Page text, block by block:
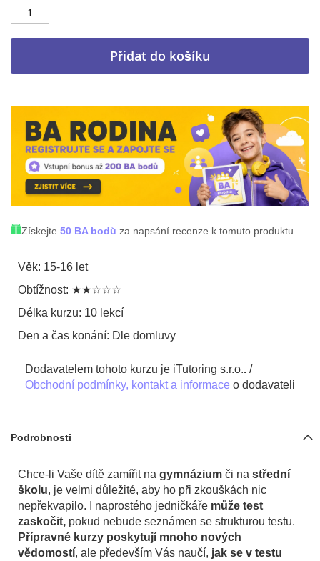
Přidat do košíku
Získejte 50 BA bodů za napsání recenze k tomuto produktu
Věk: 15-16 let
Obtížnost: ★★☆☆☆
Délka kurzu: 10 lekcí
Den a čas konání: Dle domluvy
Dodavatelem tohoto kurzu je iTutoring s.r.o.. /
Obchodní podmínky, kontakt a informace o dodavateli
Podrobnosti
Chce-li Vaše dítě zamířit na gymnázium či na střední
školu, je velmi důležité, aby ho při zkouškách nic
nepřekvapilo. I naprostého jedničkáře může test
zaskočit, pokud nebude seznámen se strukturou testu.
Přípravné kurzy poskytují mnoho nových
vědomostí, ale především Vás naučí, jak se v testu